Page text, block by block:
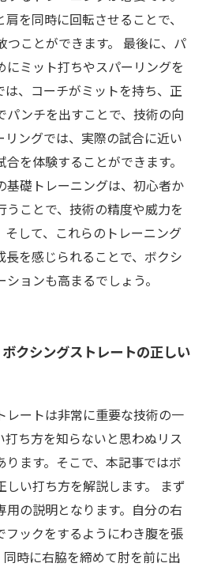
を同時に回転させることで、
つことができます。 最後に、パ
にミット打ちやスパーリングを
、コーチがミットを持ち、正
パンチを出すことで、技術の向
ングでは、実際の試合に近い
を体験することができます。
基礎トレーニングは、初心者か
うことで、技術の精度や威力を
して、これらのトレーニング
長を感じられることで、ボクシ
ョンも高まるでしょう。
クシングストレートの正しい
レートは非常に重要な技術の一
打ち方を知らないと思わぬリス
ります。そこで、本記事ではボ
しい打ち方を解説します。 まず
用の説明となります。自分の右
フックをするようにわき腹を張
時に右脇を締めて肘を前に出